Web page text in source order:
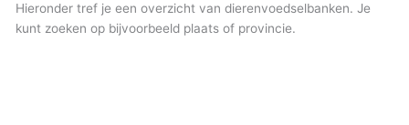
Hieronder tref je een overzicht van dierenvoedselbanken. Je
kunt zoeken op bijvoorbeeld plaats of provincie.